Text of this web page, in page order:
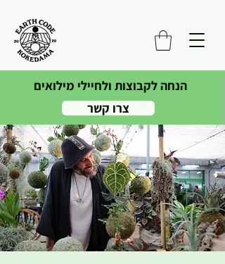
הנחה לקבוצות ולחיילי מילואים
צרו קשר